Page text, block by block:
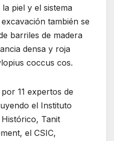
piel y el sistema
también se
barriles de madera
densa y roja
coccus cos.
11 expertos de
el Instituto
Tanit
el CSIC,